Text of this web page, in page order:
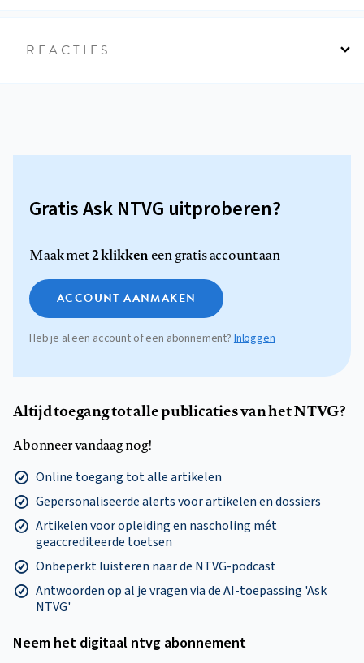
REACTIES
Gratis Ask NTVG uitproberen?
Maak met2 klikkeneen gratis account aan
ACCOUNT AANMAKEN
Heb je al een account of een abonnement? Inloggen
Altijd toegang tot alle publicaties van het NTVG?
Abonneer vandaag nog!
Online toegang tot alle artikelen
Gepersonaliseerde alerts voor artikelen en dossiers
Artikelen voor opleiding en nascholing mét
geaccrediteerde toetsen
Onbeperkt luisteren naar de NTVG-podcast
Antwoorden op al je vragen via de AI-toepassing 'Ask
NTVG'
Neem het digitaal ntvg abonnement